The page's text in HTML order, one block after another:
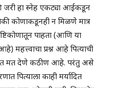
हा स्नेह एकट्या आईकडून
कोणाकडूनही न मिळणे मात्र
पाहता (आणि या
महत्त्वाचा प्रश्न आहे पित्याची
मत देणे कठीण आहे. परंतु असे
पित्याला काही मर्यादित